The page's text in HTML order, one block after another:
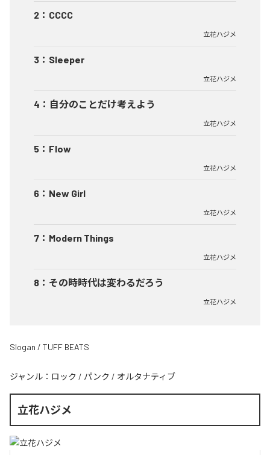
2 ： CCCC
立花ハジメ
3 ： Sleeper
立花ハジメ
4 ： 自分のことだけ考えよう
立花ハジメ
5 ： Flow
立花ハジメ
6 ： New Girl
立花ハジメ
7 ： Modern Things
立花ハジメ
8 ： その時時代は変わるだろう
立花ハジメ
Slogan / TUFF BEATS
ジャンル： ロック / パンク / オルタナティブ
立花ハジメ